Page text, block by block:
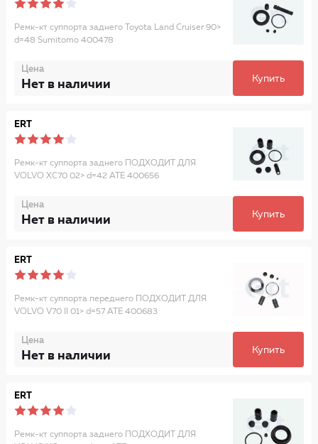
Ремк-кт суппорта заднего Toyota Land Cruiser 90>
d=48 Sumitomo 400478
Цена
Нет в наличии Купить
ERT
Ремк-кт суппорта заднего ПОДХОДИТ ДЛЯ
VOLVO XC70 02> d=42 ATE 400656
Цена
Нет в наличии Купить
ERT
Ремк-кт суппорта переднего ПОДХОДИТ ДЛЯ
VOLVO V70 II 01> d=57 ATE 400683
Цена
Нет в наличии Купить
ERT
Ремк-кт суппорта заднего ПОДХОДИТ ДЛЯ